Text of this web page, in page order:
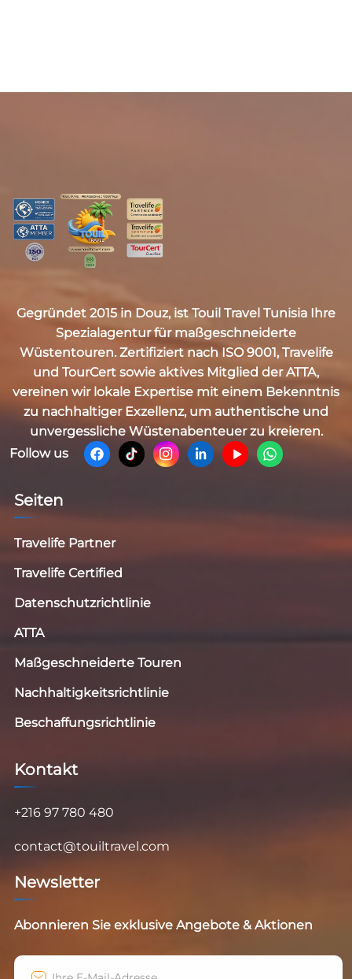
Gegründet 2015 in Douz, istTouil Travel Tunisia Ihre
Spezialagentur für maßgeschneiderte
Wüstentouren. Zertifiziert nach ISO 9001, Travelife
und TourCert sowie aktives Mitglied derATTA,
vereinen wir lokale Expertise mit einem Bekenntnis
zu nachhaltiger Exzellenz, um authentische und
unvergessliche Wüstenabenteuer zu kreieren.
Follow us
Seiten
Travelife Partner
Travelife Certified
Datenschutzrichtlinie
ATTA
Maßgeschneiderte Touren
Nachhaltigkeitsrichtlinie
Beschaffungsrichtlinie
Kontakt
+216 97 780 480
contact@touiltravel.com
Newsletter
Abonnieren Sie exklusive Angebote & Aktionen